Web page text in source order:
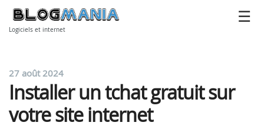
Logiciels et internet
27 août 2024
Installer un tchat gratuit sur
votre site internet